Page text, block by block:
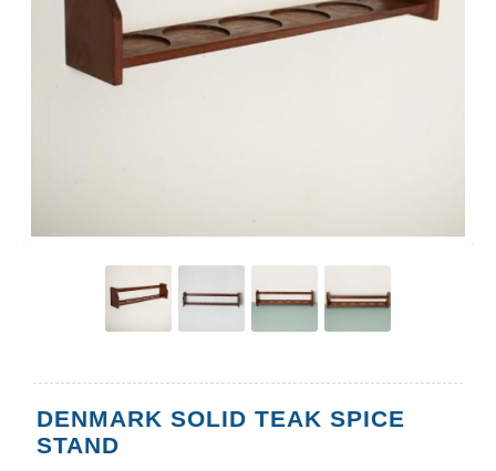
DENMARK SOLID TEAK SPICE
STAND